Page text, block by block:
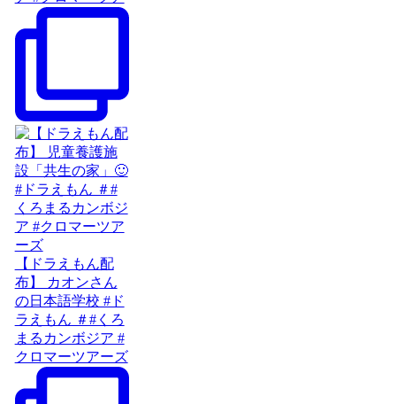
【ドラえもん配
布】 カオンさん
の日本語学校 #ド
ラえもん ＃#くろ
まるカンボジア #
クロマーツアーズ